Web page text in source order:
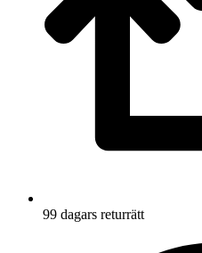
99 dagars returrätt